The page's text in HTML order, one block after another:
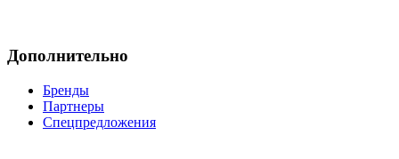
Дополнительно
Бренды
Партнеры
Спецпредложения